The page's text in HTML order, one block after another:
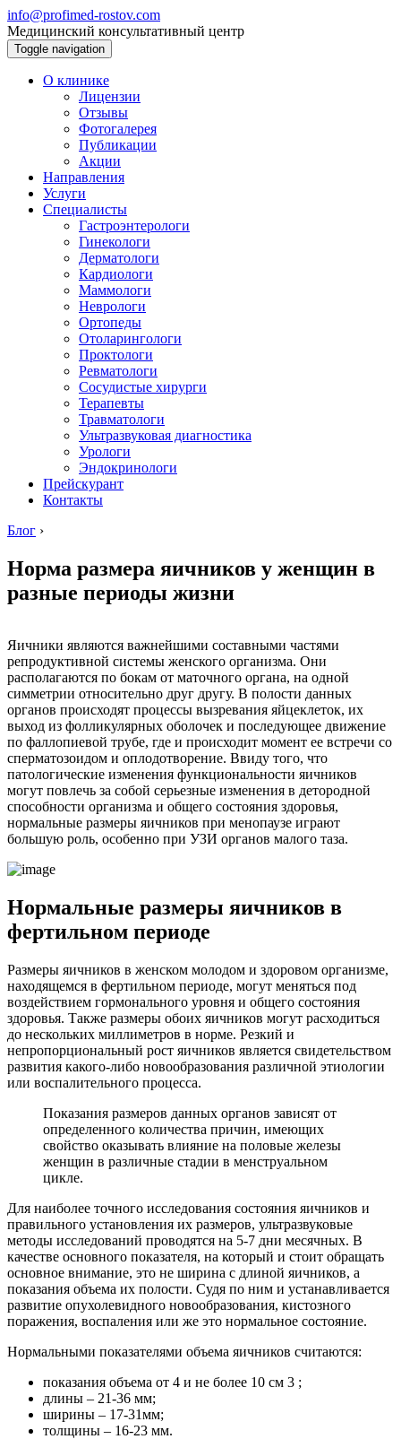
info@profimed-rostov.com
Медицинский консультативный центр
Toggle navigation
О клинике
Лицензии
Отзывы
Фотогалерея
Публикации
Акции
Направления
Услуги
Специалисты
Гастроэнтерологи
Гинекологи
Дерматологи
Кардиологи
Маммологи
Неврологи
Ортопеды
Отоларингологи
Проктологи
Ревматологи
Сосудистые хирурги
Терапевты
Травматологи
Ультразвуковая диагностика
Урологи
Эндокринологи
Прейскурант
Контакты
Блог ›
Норма размера яичников у женщин в
разные периоды жизни
Яичники являются важнейшими составными частями
репродуктивной системы женского организма. Они
располагаются по бокам от маточного органа, на одной
симметрии относительно друг другу. В полости данных
органов происходят процессы вызревания яйцеклеток, их
выход из фолликулярных оболочек и последующее движение
по фаллопиевой трубе, где и происходит момент ее встречи со
сперматозоидом и оплодотворение. Ввиду того, что
патологические изменения функциональности яичников
могут повлечь за собой серьезные изменения в детородной
способности организма и общего состояния здоровья,
нормальные размеры яичников при менопаузе играют
большую роль, особенно при УЗИ органов малого таза.
Нормальные размеры яичников в
фертильном периоде
Размеры яичников в женском молодом и здоровом организме,
находящемся в фертильном периоде, могут меняться под
воздействием гормонального уровня и общего состояния
здоровья. Также размеры обоих яичников могут расходиться
до нескольких миллиметров в норме. Резкий и
непропорциональный рост яичников является свидетельством
развития какого-либо новообразования различной этиологии
или воспалительного процесса.
Показания размеров данных органов зависят от
определенного количества причин, имеющих
свойство оказывать влияние на половые железы
женщин в различные стадии в менструальном
цикле.
Для наиболее точного исследования состояния яичников и
правильного установления их размеров, ультразвуковые
методы исследований проводятся на 5-7 дни месячных. В
качестве основного показателя, на который и стоит обращать
основное внимание, это не ширина с длиной яичников, а
показания объема их полости. Судя по ним и устанавливается
развитие опухолевидного новообразования, кистозного
поражения, воспаления или же это нормальное состояние.
Нормальными показателями объема яичников считаются:
показания объема от 4 и не более 10 см 3 ;
длины – 21-36 мм;
ширины – 17-31мм;
толщины – 16-23 мм.